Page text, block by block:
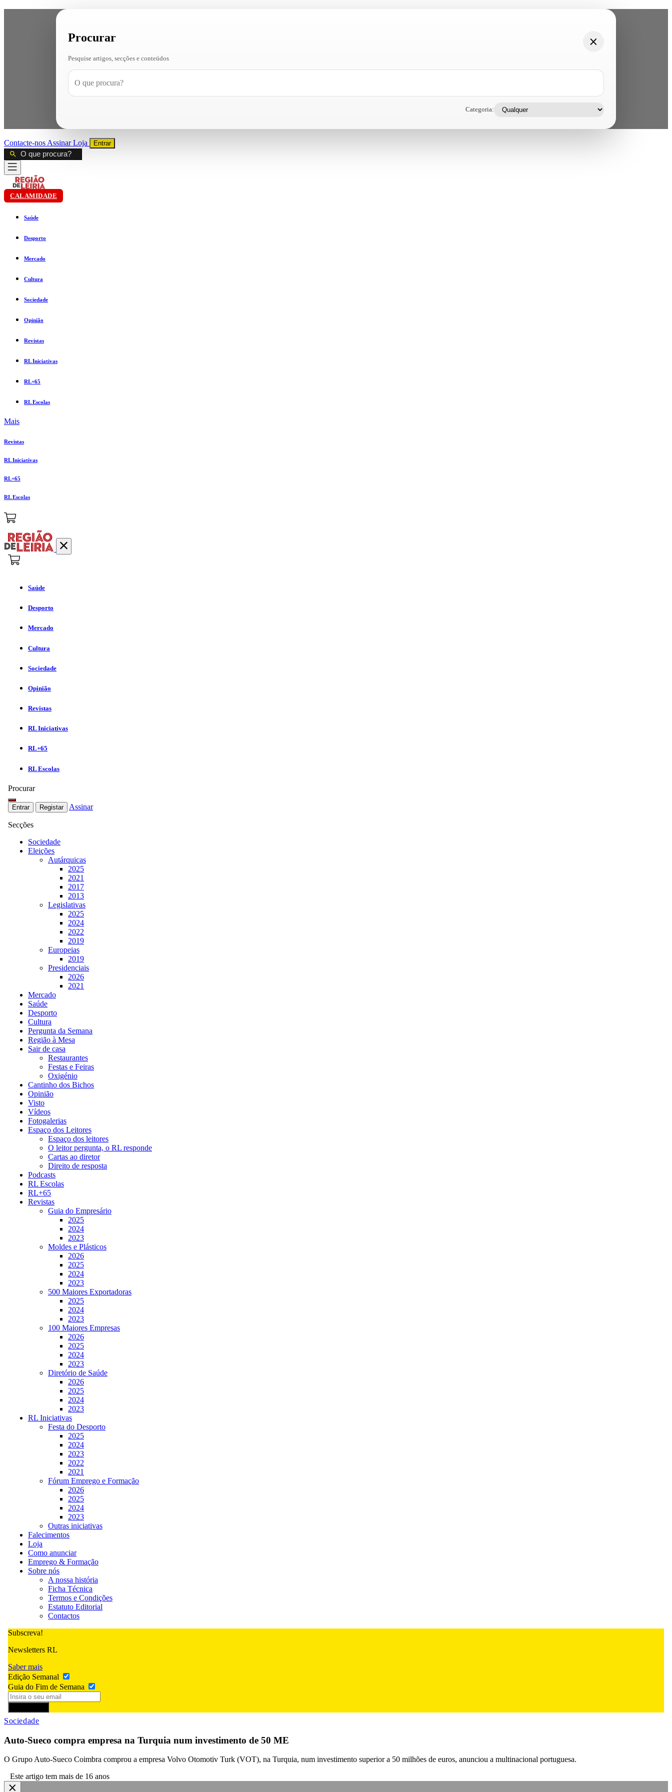
Procurar
Pesquise artigos, secções e conteúdos
Categoria:
Contacte-nos AssinarLoja Entrar
CALAMIDADE
Saúde
Desporto
Mercado
Cultura
Sociedade
Opinião
Revistas
RL Iniciativas
RL+65
RL Escolas
Mais
Revistas
RL Iniciativas
RL+65
RL Escolas
Saúde
Desporto
Mercado
Cultura
Sociedade
Opinião
Revistas
RL Iniciativas
RL+65
RL Escolas
Procurar
Entrar Registar Assinar
Secções
Sociedade
Eleições
Autárquicas
2025
2021
2017
2013
Legislativas
2025
2024
2022
2019
Europeias
2019
Presidenciais
2026
2021
Mercado
Saúde
Desporto
Cultura
Pergunta da Semana
Região à Mesa
Sair de casa
Restaurantes
Festas e Feiras
Oxigénio
Cantinho dos Bichos
Opinião
Visto
Vídeos
Fotogalerias
Espaço dos Leitores
Espaço dos leitores
O leitor pergunta, o RL responde
Cartas ao diretor
Direito de resposta
Podcasts
RL Escolas
RL+65
Revistas
Guia do Empresário
2025
2024
2023
Moldes e Plásticos
2026
2025
2024
2023
500 Maiores Exportadoras
2025
2024
2023
100 Maiores Empresas
2026
2025
2024
2023
Diretório de Saúde
2026
2025
2024
2023
RL Iniciativas
Festa do Desporto
2025
2024
2023
2022
2021
Fórum Emprego e Formação
2026
2025
2024
2023
Outras iniciativas
Falecimentos
Loja
Como anunciar
Emprego & Formação
Sobre nós
A nossa história
Ficha Técnica
Termos e Condições
Estatuto Editorial
Contactos
Subscreva!
Newsletters RL
Saber mais
Edição Semanal
Guia do Fim de Semana
Sociedade
Auto-Sueco compra empresa na Turquia num investimento de 50 ME
O Grupo Auto-Sueco Coimbra comprou a empresa Volvo Otomotiv Turk (VOT), na Turquia, num investimento superior a 50 milhões de euros, anunciou a multinacional portuguesa.
Este artigo tem mais de 16 anos